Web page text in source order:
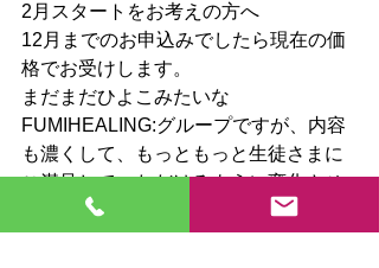
2月スタートをお考えの方へ
12月までのお申込みでしたら現在の価
格でお受けします。
まだまだひよこみたいな
FUMIHEALING:グループですが、内容
も濃くして、もっともっと生徒さまに
ご満足していただけるように変化させ
て参ります。
これからも宜しくお願いいたします🐣